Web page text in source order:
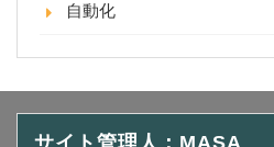
自動化